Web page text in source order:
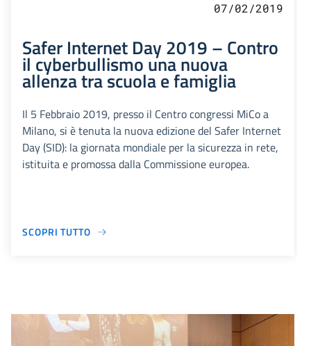
07/02/2019
Safer Internet Day 2019 – Contro
il cyberbullismo una nuova
allenza tra scuola e famiglia
Il 5 Febbraio 2019, presso il Centro congressi MiCo a
Milano, si è tenuta la nuova edizione del Safer Internet
Day (SID): la giornata mondiale per la sicurezza in rete,
istituita e promossa dalla Commissione europea.
SCOPRI TUTTO